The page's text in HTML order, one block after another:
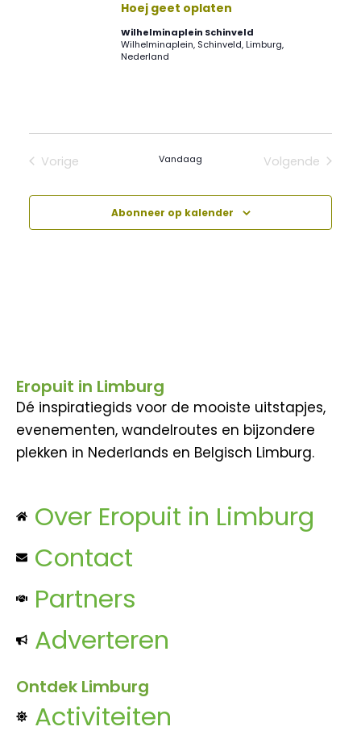
Hoej geet oplaten
Wilhelminaplein Schinveld
Wilhelminaplein, Schinveld, Limburg,
Nederland
Vorige
Vandaag
Volgende
Abonneer op kalender
Eropuit in Limburg
Dé inspiratiegids voor de mooiste uitstapjes,
evenementen, wandelroutes en bijzondere
plekken in Nederlands en Belgisch Limburg.
Over Eropuit in Limburg
Contact
Partners
Adverteren
Ontdek Limburg
Activiteiten